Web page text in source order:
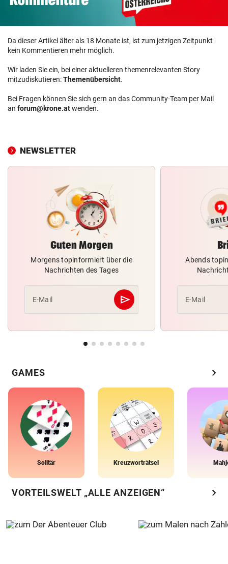
Da dieser Artikel älter als 18 Monate ist, ist zum jetzigen Zeitpunkt
kein Kommentieren mehr möglich.
Wir laden Sie ein, bei einer aktuelleren themenrelevanten Story
mitzudiskutieren:Themenübersicht.
Bei Fragen können Sie sich gern an das Community-Team per Mail
an forum@krone.atwenden.
NEWSLETTER
Guten Morgen
Morgens topinformiert über die
Nachrichten des Tages
E-Mail send
Abschicken
Abends
E-Mail
GAMES chevron_right
Solitär Kreuzworträtsel
VORTEILSWELT „ALLE ANZEIGEN“ chevron_right